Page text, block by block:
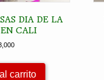
DIA DE LA
CALI
carrito